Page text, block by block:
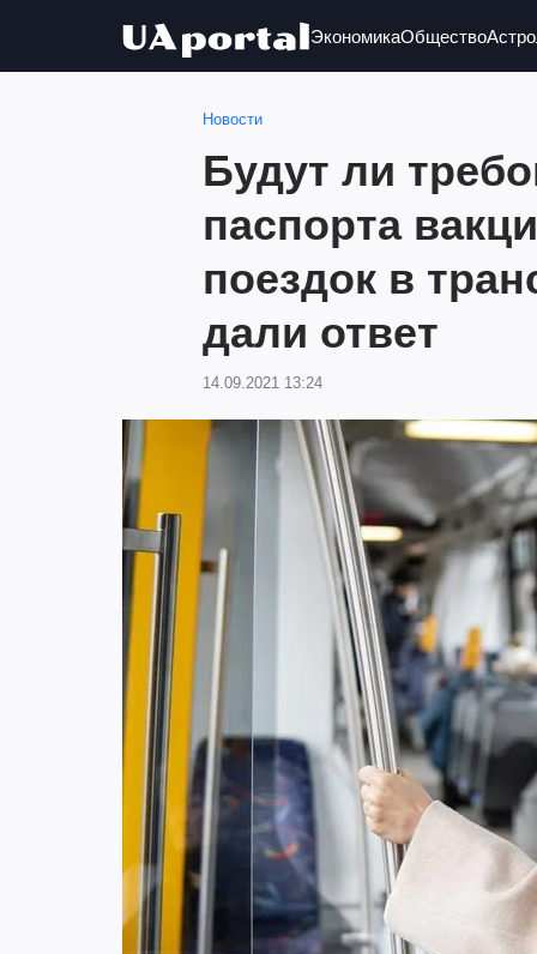
ЭкономикаОбщество
Новости
Будут ли
паспорта
поездок в
дали ответ
14.09.2021 13:24